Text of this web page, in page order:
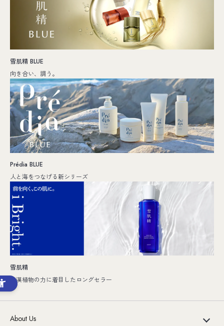
雪肌精 BLUE
向き合い、調う。
Prédia BLUE
人と海をつなげる新シリーズ
雪肌精
和漢植物の力に着目したロングセラー
About Us